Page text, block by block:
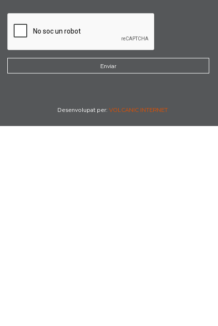
Desenvolupat per: VOLCANIC INTERNET